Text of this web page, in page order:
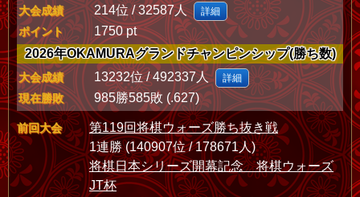
大会成績 214位 / 32587人 詳細
ポイント
1750 pt
2026年OKAMURAグランドチャンピンシップ(勝ち数)
大会成績 13232位 / 492337人 詳細
現在勝敗 985勝585敗 (.627)
前回大会
第119回将棋ウォーズ勝ち抜き戦
1連勝 (140907位 / 178671人)
将棋日本シリーズ開幕記念 将棋ウォーズ
JT杯